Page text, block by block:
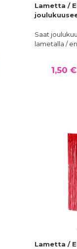
Lametta /
Saat
lametalla /
1,50 €
Lametta /